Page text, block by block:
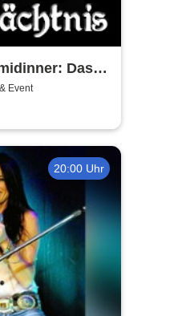
Das
Event
20:00 Uhr